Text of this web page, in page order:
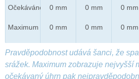
Očekáváno
Maximum
0 mm
0 mm
0 mm
0 mm
0 mm
0 mm
Pravděpodobnost udává šanci, že
srážek. Maximum zobrazuje nejvyšší
očekávaný úhrn pak